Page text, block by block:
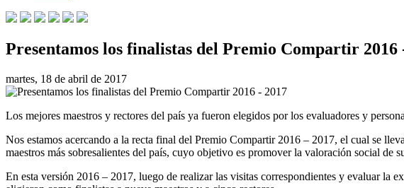
Presentamos los finalistas del Premio Compartir 2016
martes, 18 de abril de 2017
Los mejores maestros y rectores del país ya fueron elegidos por los evaluadores y
Nos estamos acercando a la recta final del Premio Compartir 2016 – 2017, el cual se
maestros más sobresalientes del país, cuyo objetivo es promover la valoración social
En esta versión 2016 – 2017, luego de realizar las visitas correspondientes y evaluar la